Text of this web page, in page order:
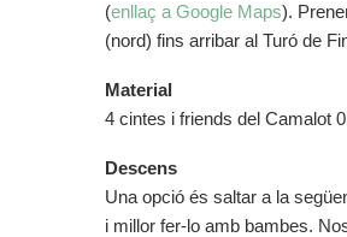
(enllaç a Google Maps).
(nord) fins arribar al Turó de
Material
4 cintes i friends del Camalot
Descens
Una opció és saltar a la
i millor fer-lo amb bambes.